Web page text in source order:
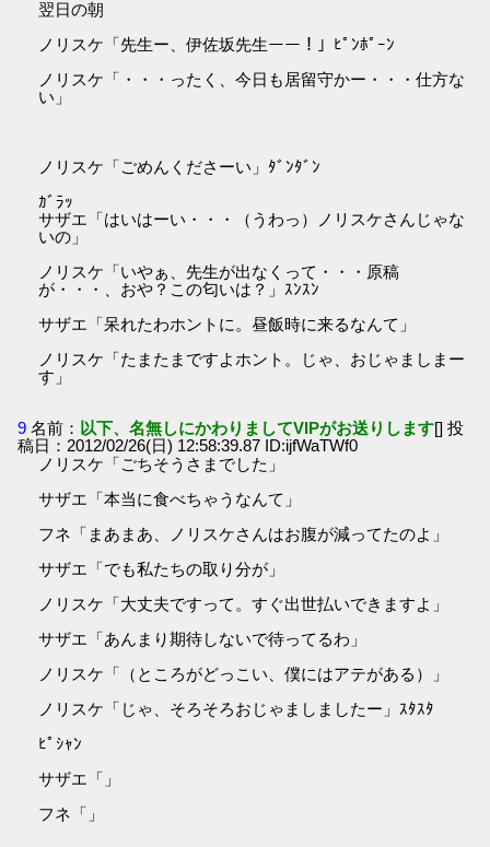
翌日の朝
ノリスケ「先生ー、伊佐坂先生ーー！」ﾋﾟﾝﾎﾟｰﾝ
ノリスケ「・・・ったく、今日も居留守かー・・・仕方な
い」
ノリスケ「ごめんくださーい」ﾀﾞﾝﾀﾞﾝ
ｶﾞﾗｯ
サザエ「はいはーい・・・（うわっ）ノリスケさんじゃな
いの」
ノリスケ「いやぁ、先生が出なくって・・・原稿
が・・・、おや？この匂いは？」ｽﾝｽﾝ
サザエ「呆れたわホントに。昼飯時に来るなんて」
ノリスケ「たまたまですよホント。じゃ、おじゃましまー
す」
9 名前： 以下、名無しにかわりましてVIPがお送りします[] 投
稿日：2012/02/26(日) 12:58:39.87 ID:ijfWaTWf0
ノリスケ「ごちそうさまでした」
サザエ「本当に食べちゃうなんて」
フネ「まあまあ、ノリスケさんはお腹が減ってたのよ」
サザエ「でも私たちの取り分が」
ノリスケ「大丈夫ですって。すぐ出世払いできますよ」
サザエ「あんまり期待しないで待ってるわ」
ノリスケ「（ところがどっこい、僕にはアテがある）」
ノリスケ「じゃ、そろそろおじゃましましたー」ｽﾀｽﾀ
ﾋﾟｼｬﾝ
サザエ「」
フネ「」